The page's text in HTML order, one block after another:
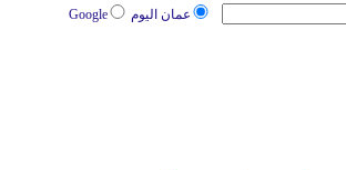
عمان اليوم Google